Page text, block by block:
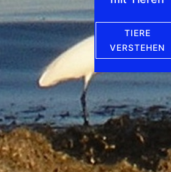
TIERE
VERSTEHEN